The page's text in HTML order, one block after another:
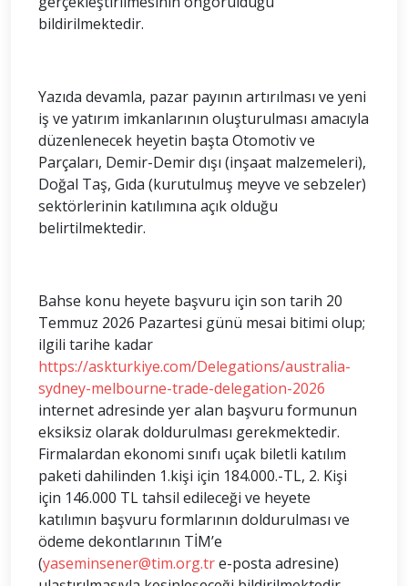
bildirilmektedir.
Yazıda devamla, pazar payının artırılması ve yeni
iş ve yatırım imkanlarının oluşturulması amacıyla
düzenlenecek heyetin başta Otomotiv ve
Parçaları, Demir-Demir dışı (inşaat malzemeleri),
Doğal Taş, Gıda (kurutulmuş meyve ve sebzeler)
sektörlerinin katılımına açık olduğu
belirtilmektedir.
Bahse konu heyete başvuru için son tarih 20
Temmuz 2026 Pazartesi günü mesai bitimi olup;
ilgili tarihe kadar
https://askturkiye.com/Delegations/australia-
sydney-melbourne-trade-delegation-2026
internet adresinde yer alan başvuru formunun
eksiksiz olarak doldurulması gerekmektedir.
Firmalardan ekonomi sınıfı uçak biletli katılım
paketi dahilinden 1.kişi için 184.000.-TL, 2. Kişi
için 146.000 TL tahsil edileceği ve heyete
katılımın başvuru formlarının doldurulması ve
ödeme dekontlarının TİM’e
(yaseminsener@tim.org.tre-posta adresine)